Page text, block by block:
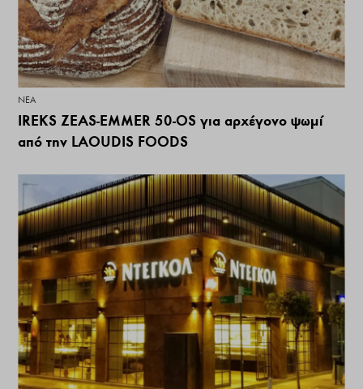
ΝΕΑ
IREKS ZEAS-EMMER 50-OS για αρχέγονο ψωμί
από την LAOUDIS FOODS